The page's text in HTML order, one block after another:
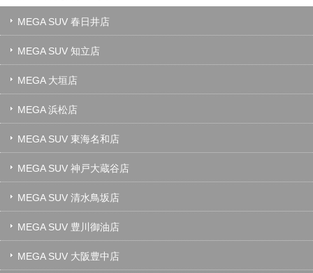
MEGA SUV 春日井店
MEGA SUV 知立店
MEGA 大垣店
MEGA 浜松店
MEGA SUV 東海名和店
MEGA SUV 神戸大蔵谷店
MEGA SUV 清水鳥坂店
MEGA SUV 豊川御油店
MEGA SUV 大阪豊中店